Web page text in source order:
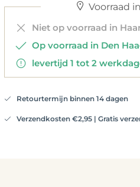
Voorraad
Niet op voorraad in
Op voorraad in Den
levertijd 1 tot 2
Retourtermijn binnen 14 dagen
Verzendkosten €2,95 | Gratis